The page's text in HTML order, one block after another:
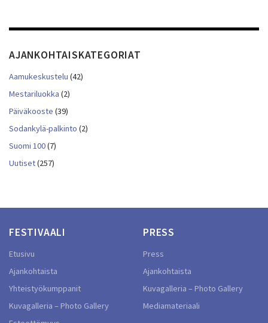
AJANKOHTAISKATEGORIAT
Aamukeskustelu (42)
Mestariluokka (2)
Päiväkooste (39)
Sodankylä-palkinto (2)
Suomi 100(7)
Uutiset(257)
FESTIVAALI
Etusivu
Ajankohtaista
Yhteistyökumppanit
Kuvagalleria – Photo Gallery
PRESS
Press
Ajankohtaista
Kuvagalleria – Photo Gallery
Mediamateriaali